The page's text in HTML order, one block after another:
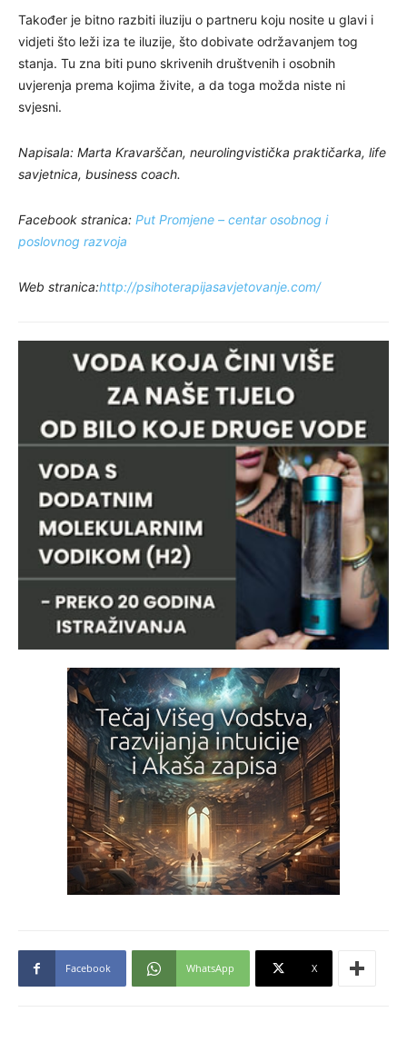
Također je bitno razbiti iluziju o partneru koju nosite u glavi i
vidjeti što leži iza te iluzije, što dobivate održavanjem tog
stanja. Tu zna biti puno skrivenih društvenih i osobnih
uvjerenja prema kojima živite, a da toga možda niste ni
svjesni.
Napisala: Marta Kravarščan, neurolingvistička praktičarka, life
savjetnica, business coach.
Facebook stranica: Put Promjene – centar osobnog i
poslovnog razvoja
Web stranica:http://psihoterapijasavjetovanje.com/
Facebook WhatsApp X